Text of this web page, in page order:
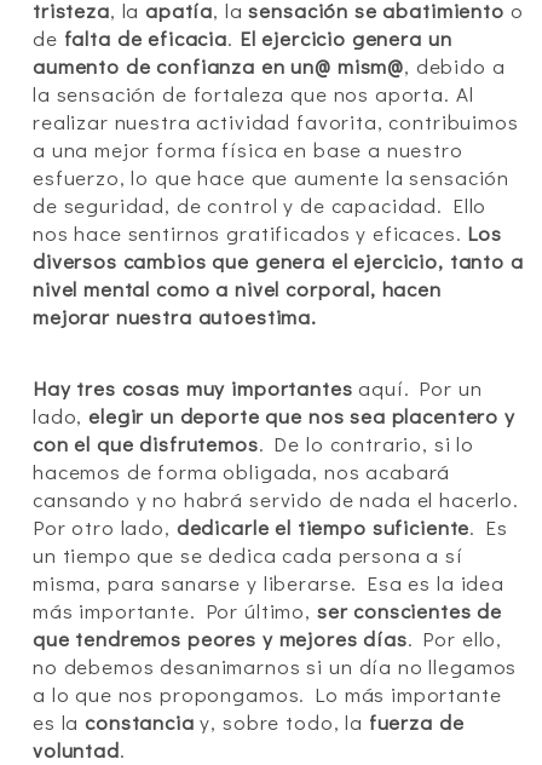
tristeza, laapatía, lasensación se abatimiento o
de falta de eficacia. El ejercicio genera un
aumento de confianza en un@ mism@, debido a
la sensación de fortaleza que nos aporta. Al
realizar nuestra actividad favorita, contribuimos
a una mejor forma física en base a nuestro
esfuerzo, lo que hace que aumente la sensación
de seguridad, de control y de capacidad. Ello
nos hace sentirnos gratificados y eficaces. Los
diversos cambios que genera el ejercicio, tanto a
nivel mental como a nivel corporal, hacen
mejorar nuestra autoestima.
Hay tres cosas muy importantes aquí. Por un
lado,elegir un deporte que nos sea placentero y
con el que disfrutemos. De lo contrario, si lo
hacemos de forma obligada, nos acabará
cansando y no habrá servido de nada el hacerlo.
Por otro lado, dedicarle el tiempo suficiente. Es
un tiempo que se dedica cada persona a sí
misma, para sanarse y liberarse. Esa es la idea
más importante. Por último, ser conscientes de
que tendremos peores y mejores días. Por ello,
no debemos desanimarnos si un día no llegamos
a lo que nos propongamos. Lo más importante
es laconstancia y, sobre todo, la fuerza de
voluntad.